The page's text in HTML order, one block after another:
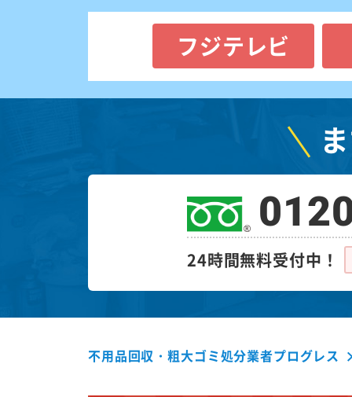
フジテレビ
24時間無料受付中！
不用品回収・粗大ゴミ処分業者プログレス